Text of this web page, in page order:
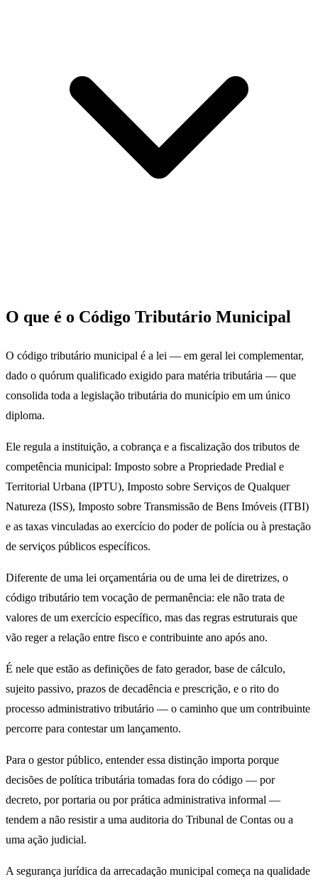
O que é o Código Tributário Municipal
O código tributário municipal é a lei — em geral lei complementar,
dado o quórum qualificado exigido para matéria tributária — que
consolida toda a legislação tributária do município em um único
diploma.
Ele regula a instituição, a cobrança e a fiscalização dos tributos de
competência municipal: Imposto sobre a Propriedade Predial e
Territorial Urbana (IPTU), Imposto sobre Serviços de Qualquer
Natureza (ISS), Imposto sobre Transmissão de Bens Imóveis (ITBI)
e as taxas vinculadas ao exercício do poder de polícia ou à prestação
de serviços públicos específicos.
Diferente de uma lei orçamentária ou de uma lei de diretrizes, o
código tributário tem vocação de permanência: ele não trata de
valores de um exercício específico, mas das regras estruturais que
vão reger a relação entre fisco e contribuinte ano após ano.
É nele que estão as definições de fato gerador, base de cálculo,
sujeito passivo, prazos de decadência e prescrição, e o rito do
processo administrativo tributário — o caminho que um contribuinte
percorre para contestar um lançamento.
Para o gestor público, entender essa distinção importa porque
decisões de política tributária tomadas fora do código — por
decreto, por portaria ou por prática administrativa informal —
tendem a não resistir a uma auditoria do Tribunal de Contas ou a
uma ação judicial.
A segurança jurídica da arrecadação municipal começa na qualidade